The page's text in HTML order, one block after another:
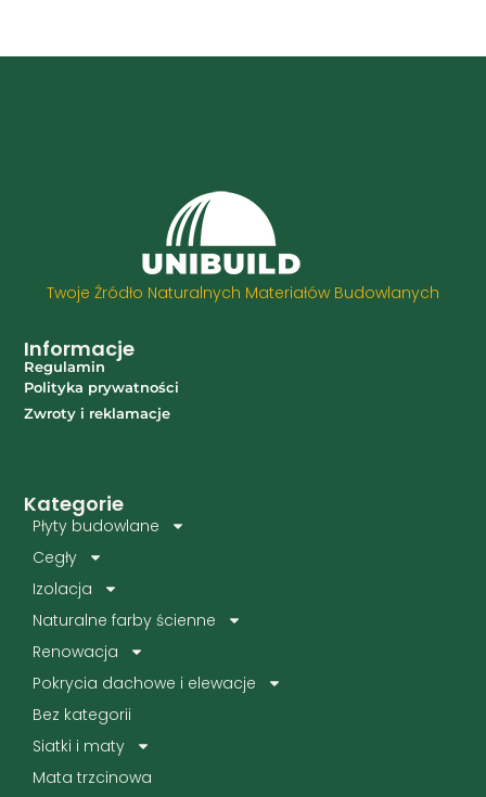
Twoje Źródło Naturalnych Materiałów Budowlanych
Kategorie
Płyty budowlane
Cegły
Izolacja
Naturalne farby ścienne
Renowacja
Pokrycia dachowe i elewacje
Bez kategorii
Siatki i maty
Mata trzcinowa
Informacje
Regulamin
Polityka prywatności
Zwroty i reklamacje